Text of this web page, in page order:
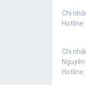
Chi
Hotline:
Chi
Nguyên
Hotline: